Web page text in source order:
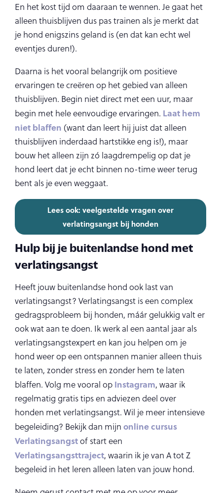
En het kost tijd om daaraan te wennen. Je gaat het
alleen thuisblijven dus pas trainen als je merkt dat
je hond enigszins geland is (en dat kan echt wel
eventjes duren!).
Daarna is het vooral belangrijk om positieve
ervaringen te creëren op het gebied van alleen
thuisblijven. Begin niet direct met een uur, maar
begin met hele eenvoudige ervaringen. Laat hem
niet blaffen (want dan leert hij juist dat alleen
thuisblijven inderdaad hartstikke eng is!), maar
bouw het alleen zijn zó laagdrempelig op dat je
hond leert dat je echt binnen no-time weer terug
bent als je even weggaat.
Lees ook: veelgestelde vragen over
verlatingsangst bij honden
Hulp bij je buitenlandse hond met
verlatingsangst
Heeft jouw buitenlandse hond ook last van
verlatingsangst? Verlatingsangst is een complex
gedragsprobleem bij honden, máár gelukkig valt er
ook wat aan te doen. Ik werk al een aantal jaar als
verlatingsangstexpert en kan jou helpen om je
hond weer op een ontspannen manier alleen thuis
te laten, zonder stress en zonder hem te laten
blaffen. Volg me vooral op Instagram, waar ik
regelmatig gratis tips en adviezen deel over
honden met verlatingsangst. Wil je meer intensieve
begeleiding? Bekijk dan mijn online cursus
Verlatingsangstof start een
Verlatingsangsttraject, waarin ik je van A tot Z
begeleid in het leren alleen laten van jouw hond.